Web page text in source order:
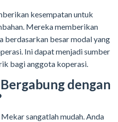
kesempatan untuk
Mereka memberikan
berdasarkan besar modal yang
Ini dapat menjadi sumber
bagi anggota koperasi.
dengan
sangatlah mudah. Anda